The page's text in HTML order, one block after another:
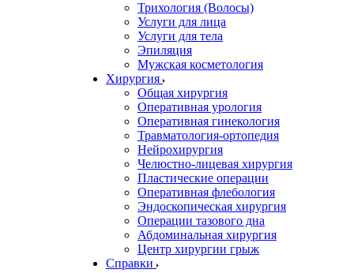
Трихология (Волосы)
Услуги для лица
Услуги для тела
Эпиляция
Мужская косметология
Хирургия
Общая хирургия
Оперативная урология
Оперативная гинекология
Травматология-ортопедия
Нейрохирургия
Челюстно-лицевая хирургия
Пластические операции
Оперативная флебология
Эндоскопическая хирургия
Операции тазового дна
Абдоминальная хирургия
Центр хирургии грыж
Справки